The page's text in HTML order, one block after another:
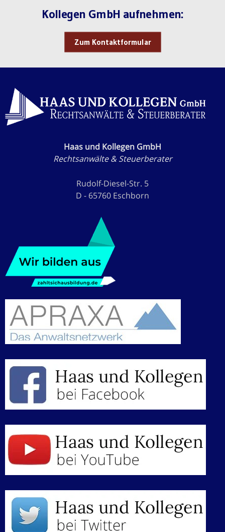
Kollegen GmbH aufnehmen:
Zum Kontaktformular
Haas und Kollegen GmbH
Rechtsanwälte & Steuerberater
Rudolf-Diesel-Str. 5
D - 65760 Eschborn